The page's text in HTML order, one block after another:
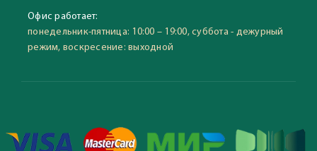
Офис работает:
понедельник-пятница: 10:00 – 19:00, суббота - дежурный
режим, воскресение: выходной